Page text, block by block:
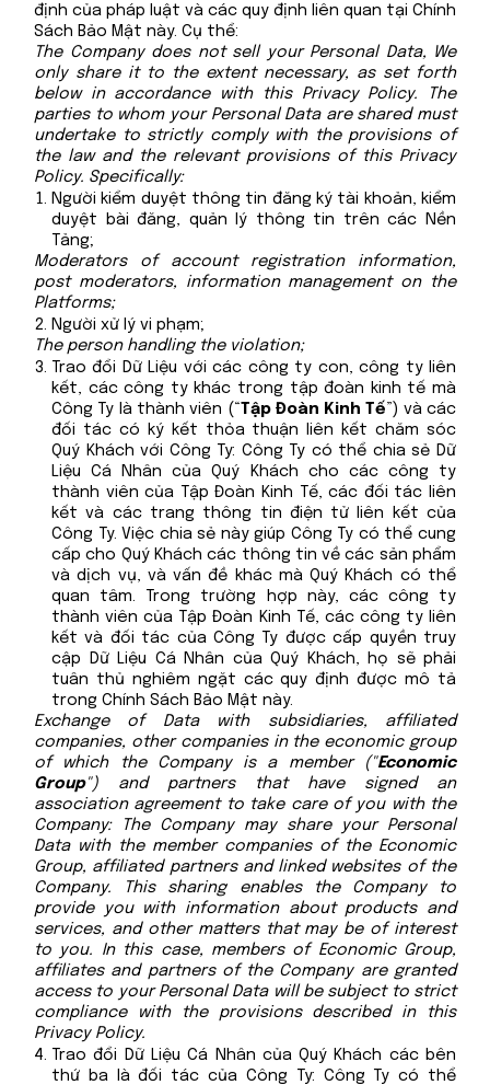
định của pháp luật và các quy định liên quan tại Chính
Sách Bảo Mật này. Cụ thể:
The Company does not sell your Personal Data, We
only share it to the extent necessary, as set forth
below in accordance with this Privacy Policy. The
parties to whom your Personal Data are shared must
undertake to strictly comply with the provisions of
the law and the relevant provisions of this Privacy
Policy. Specifically:
Người kiểm duyệt thông tin đăng ký tài khoản, kiểm
duyệt bài đăng, quản lý thông tin trên các Nền
Tảng;
Moderators of account registration information,
post moderators, information management on the
Platforms;
Người xử lý vi phạm;
The person handling the violation;
Trao đổi Dữ Liệu với các công ty con, công ty liên
kết, các công ty khác trong tập đoàn kinh tế mà
Công Ty là thành viên (“Tập Đoàn Kinh Tế”) và các
đối tác có ký kết thỏa thuận liên kết chăm sóc
Quý Khách với Công Ty: Công Ty có thể chia sẻ Dữ
Liệu Cá Nhân của Quý Khách cho các công ty
thành viên của Tập Đoàn Kinh Tế, các đối tác liên
kết và các trang thông tin điện tử liên kết của
Công Ty. Việc chia sẻ này giúp Công Ty có thể cung
cấp cho Quý Khách các thông tin về các sản phẩm
và dịch vụ, và vấn đề khác mà Quý Khách có thể
quan tâm. Trong trường hợp này, các công ty
thành viên của Tập Đoàn Kinh Tế, các công ty liên
kết và đối tác của Công Ty được cấp quyền truy
cập Dữ Liệu Cá Nhân của Quý Khách, họ sẽ phải
tuân thủ nghiêm ngặt các quy định được mô tả
trong Chính Sách Bảo Mật này.
Exchange of Data with subsidiaries, affiliated
companies, other companies in the economic group
of which the Company is a member ("Economic
Group") and partners that have signed an
association agreement to take care of you with the
Company: The Company may share your Personal
Data with the member companies of the Economic
Group, affiliated partners and linked websites of the
Company. This sharing enables the Company to
provide you with information about products and
services, and other matters that may be of interest
to you. In this case, members of Economic Group,
affiliates and partners of the Company are granted
access to your Personal Data will be subject to strict
compliance with the provisions described in this
Privacy Policy.
Trao đổi Dữ Liệu Cá Nhân của Quý Khách các bên
thứ ba là đối tác của Công Ty: Công Ty có thể